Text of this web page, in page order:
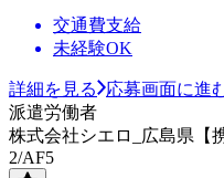
交通費支給
未経験OK
詳細を見る
応募画面に進
派遣労働者
株式会社シエロ_広島県【
2/AF5